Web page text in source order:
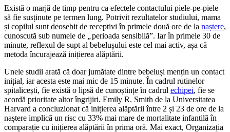
Există o marjă de timp pentru ca efectele contactului piele-pe-piele
să fie susținute pe termen lung. Potrivit rezultatelor studiului, mama
și copilul sunt deosebit de receptivi în primele două ore de la naștere,
cunoscută sub numele de „perioada sensibilă”. Iar în primele 30 de
minute, reflexul de supt al bebelușului este cel mai activ, așa că
metoda încurajează inițierea alăptării.
Unele studii arată că doar jumătate dintre bebeluși mențin un contact
inițial, iar acesta este mai mic de 15 minute. În cadrul rutinelor
spitalicești, fie există o lipsă de cunoștințe în cadrul echipei, fie se
acordă prioritate altor îngrijiri. Emily R. Smith de la Universitatea
Harvard a concluzionat că inițierea alăptării între 2 și 23 de ore de la
naștere implică un risc cu 33% mai mare de mortalitate infantilă în
comparație cu inițierea alăptării în prima oră. Mai exact, Organizația